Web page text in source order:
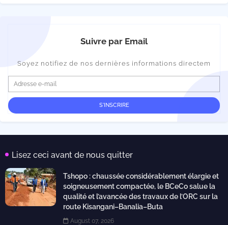
Suivre par Email
Soyez notifiez de nos dernières informations directem
Lisez ceci avant de nous quitter
Tshopo : chaussée considérablement élargie et
soigneusement compactée, le BCeCo salue la
qualité et l’avancée des travaux de l’ORC sur la
route Kisangani–Banalia–Buta
August 07, 2026